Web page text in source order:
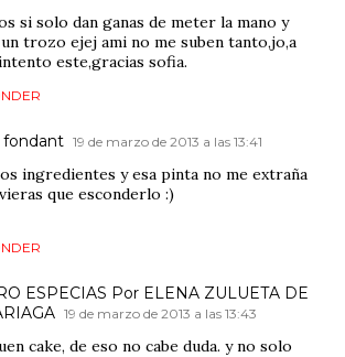
si solo dan ganas de meter la mano y
trozo ejej ami no me suben tanto,jo,a
este,gracias sofia.
fondant 19 de marzo de 2013 a las 13:41
ingredientes y esa pinta no me extraña
que esconderlo :)
ESPECIAS Por ELENA ZULUETA DE
19 de marzo de 2013 a las 13:43
cake, de eso no cabe duda. y no solo